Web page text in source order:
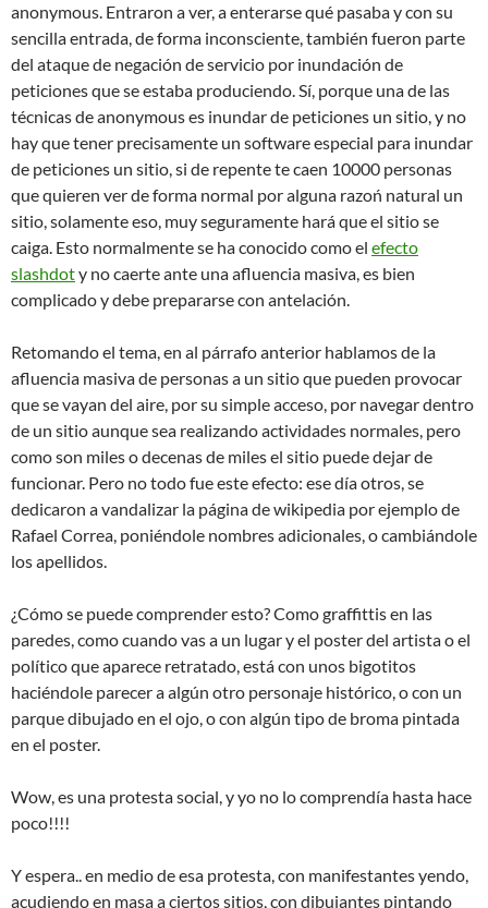
anonymous. Entraron a ver, a enterarse qué pasaba y con su
sencilla entrada, de forma inconsciente, también fueron parte
del ataque de negación de servicio por inundación de
peticiones que se estaba produciendo. Sí, porque una de las
técnicas de anonymous es inundar de peticiones un sitio, y no
hay que tener precisamente un software especial para inundar
de peticiones un sitio, si de repente te caen 10000 personas
que quieren ver de forma normal por alguna razoń natural un
sitio, solamente eso, muy seguramente hará que el sitio se
caiga. Esto normalmente se ha conocido como el efecto
slashdoty no caerte ante una afluencia masiva, es bien
complicado y debe prepararse con antelación.
Retomando el tema, en al párrafo anterior hablamos de la
afluencia masiva de personas a un sitio que pueden provocar
que se vayan del aire, por su simple acceso, por navegar dentro
de un sitio aunque sea realizando actividades normales, pero
como son miles o decenas de miles el sitio puede dejar de
funcionar. Pero no todo fue este efecto: ese día otros, se
dedicaron a vandalizar la página de wikipedia por ejemplo de
Rafael Correa, poniéndole nombres adicionales, o cambiándole
los apellidos.
¿Cómo se puede comprender esto? Como graffittis en las
paredes, como cuando vas a un lugar y el poster del artista o el
político que aparece retratado, está con unos bigotitos
haciéndole parecer a algún otro personaje histórico, o con un
parque dibujado en el ojo, o con algún tipo de broma pintada
en el poster.
Wow, es una protesta social, y yo no lo comprendía hasta hace
poco!!!!
Y espera.. en medio de esa protesta, con manifestantes yendo,
acudiendo en masa a ciertos sitios, con dibujantes pintando